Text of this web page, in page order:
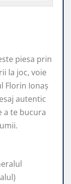
piesa prin
la joc, voie
Florin Ionaș
autentic
a te bucura